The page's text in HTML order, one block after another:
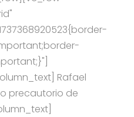
Rafael
precautorio de